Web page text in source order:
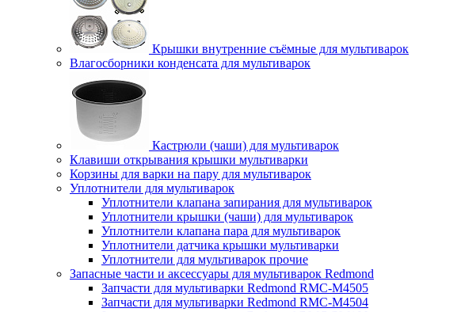
Крышки внутренние съёмные для мультиварок
Влагосборники конденсата для мультиварок
Кастрюли (чаши) для мультиварок
Клавиши открывания крышки мультиварки
Корзины для варки на пару для мультиварок
Уплотнители для мультиварок
Уплотнители клапана запирания для мультиварок
Уплотнители крышки (чаши) для мультиварок
Уплотнители клапана пара для мультиварок
Уплотнители датчика крышки мультиварки
Уплотнители для мультиварок прочие
Запасные части и аксессуары для мультиварок Redmond
Запчасти для мультиварки Redmond RMC-M4505
Запчасти для мультиварки Redmond RMC-M4504